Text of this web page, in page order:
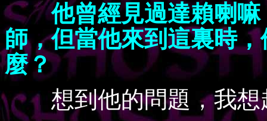
他曾經見過達賴喇
師，但當他來到這裏時
麼？
想到他的問題，我